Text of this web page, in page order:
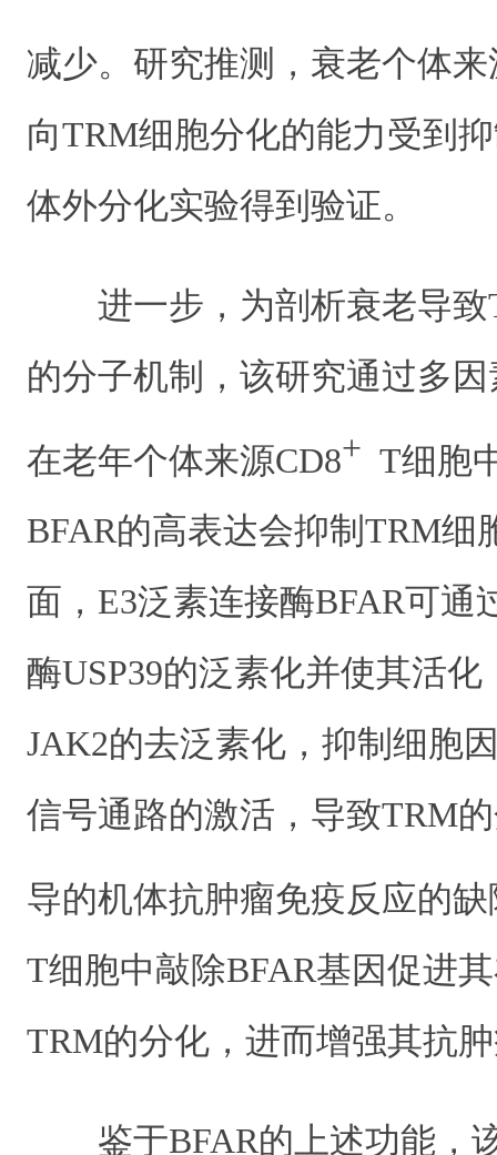
减少。研究推测，衰老个体来
向TRM细胞分化的能力受到
体外分化实验得到验证。
进一步，为剖析衰老导
的分子机制，该研究通过多
在老年个体来源CD8+ T细胞
BFAR的高表达会抑制TRM细
面，E3泛素连接酶BFAR可通
酶USP39的泛素化并使其活化
JAK2的去泛素化，抑制细胞
信号通路的激活，导致TRM
导的机体抗肿瘤免疫反应的
T细胞中敲除BFAR基因促进
TRM的分化，进而增强其抗
鉴于BFAR的上述功能，